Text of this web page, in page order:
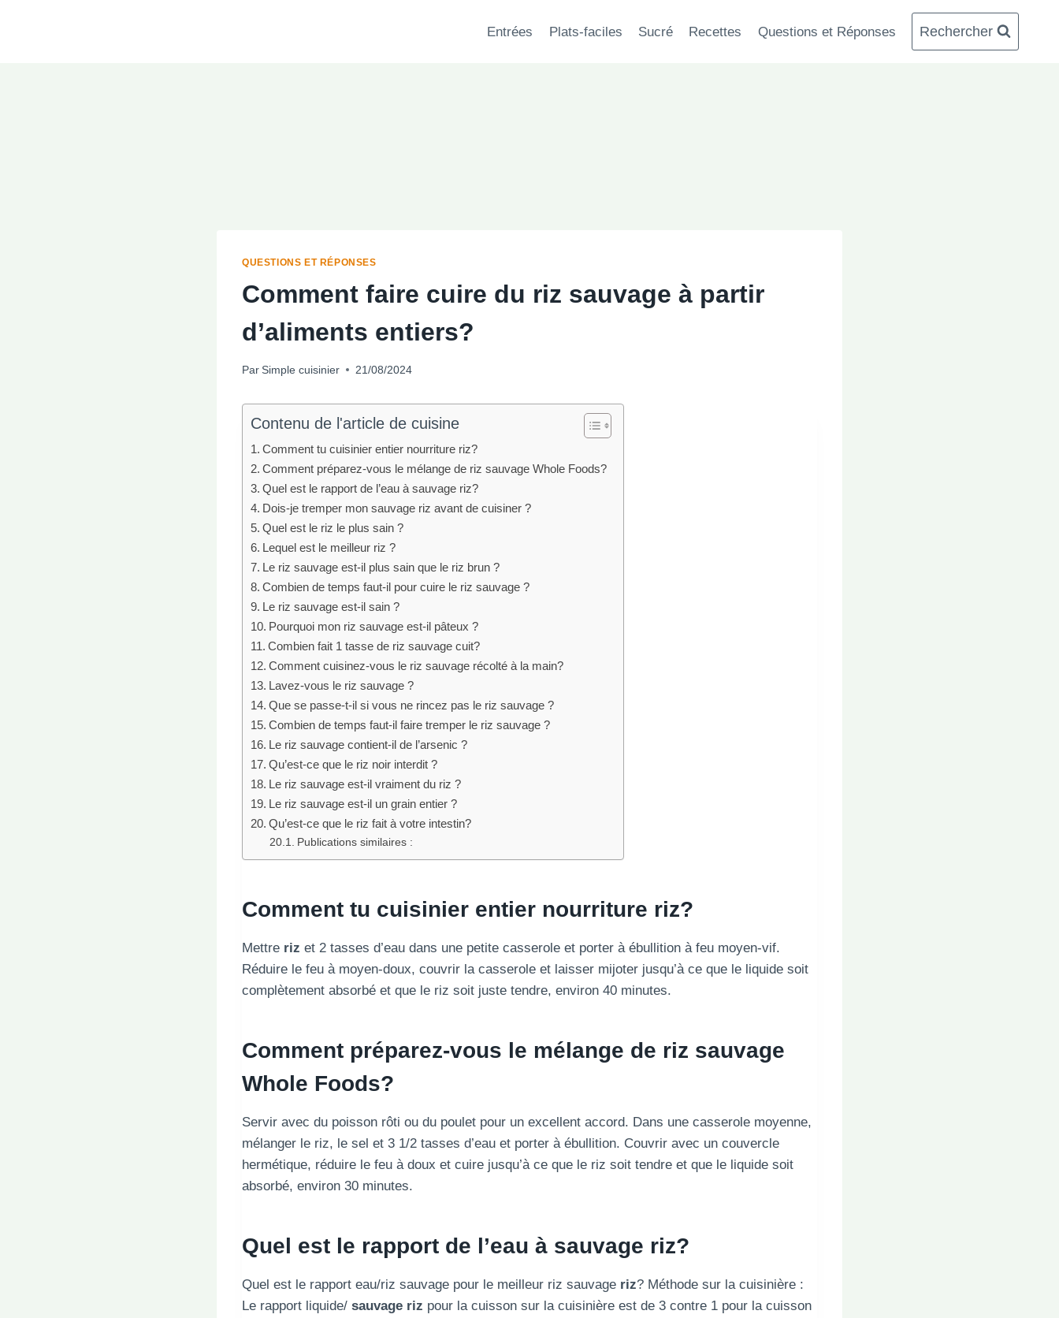
Entrées Plats-faciles Sucré Recettes Questions et Réponses Rechercher
QUESTIONS ET RÉPONSES
Comment faire cuire du riz sauvage à partir
d’aliments entiers?
Par Simple cuisinier 21/08/2024
Contenu de l'article de cuisine
Comment tu cuisinier entier nourriture riz?
Comment préparez-vous le mélange de riz sauvage Whole Foods?
Quel est le rapport de l’eau à sauvage riz?
Dois-je tremper mon sauvage riz avant de cuisiner ?
Quel est le riz le plus sain ?
Lequel est le meilleur riz ?
Le riz sauvage est-il plus sain que le riz brun ?
Combien de temps faut-il pour cuire le riz sauvage ?
Le riz sauvage est-il sain ?
Pourquoi mon riz sauvage est-il pâteux ?
Combien fait 1 tasse de riz sauvage cuit?
Comment cuisinez-vous le riz sauvage récolté à la main?
Lavez-vous le riz sauvage ?
Que se passe-t-il si vous ne rincez pas le riz sauvage ?
Combien de temps faut-il faire tremper le riz sauvage ?
Le riz sauvage contient-il de l’arsenic ?
Qu’est-ce que le riz noir interdit ?
Le riz sauvage est-il vraiment du riz ?
Le riz sauvage est-il un grain entier ?
Qu’est-ce que le riz fait à votre intestin?
Publications similaires :
Comment tu cuisinier entier nourriture riz?
Mettre riz et 2 tasses d’eau dans une petite casserole et porter à ébullition à feu moyen-vif.
Réduire le feu à moyen-doux, couvrir la casserole et laisser mijoter jusqu’à ce que le liquide soit
complètement absorbé et que le riz soit juste tendre, environ 40 minutes.
Comment préparez-vous le mélange de riz sauvage
Whole Foods?
Servir avec du poisson rôti ou du poulet pour un excellent accord. Dans une casserole moyenne,
mélanger le riz, le sel et 3 1/2 tasses d’eau et porter à ébullition. Couvrir avec un couvercle
hermétique, réduire le feu à doux et cuire jusqu’à ce que le riz soit tendre et que le liquide soit
absorbé, environ 30 minutes.
Quel est le rapport de l’eau à sauvage riz?
Quel est le rapport eau/riz sauvage pour le meilleur riz sauvage riz? Méthode sur la cuisinière :
Le rapport liquide/ sauvage riz pour la cuisson sur la cuisinière est de 3 contre 1 pour la cuisson